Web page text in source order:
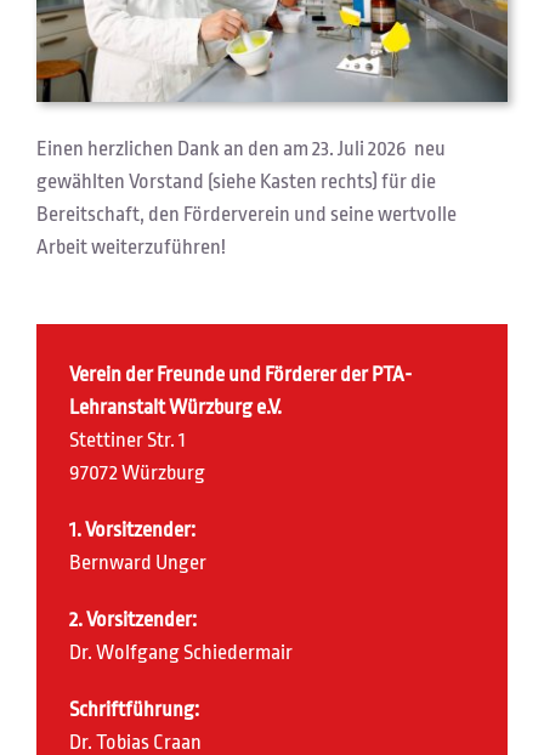
Einen herzlichen Dank an den am 23. Juli 2026 neu
gewählten Vorstand (siehe Kasten rechts) für die
Bereitschaft, den Förderverein und seine wertvolle
Arbeit weiterzuführen!
Verein der Freunde und Förderer der PTA-
Lehranstalt Würzburg e.V.
Stettiner Str. 1
97072 Würzburg
1. Vorsitzender:
Bernward Unger
2. Vorsitzender:
Dr. Wolfgang Schiedermair
Schriftführung:
Dr. Tobias Craan